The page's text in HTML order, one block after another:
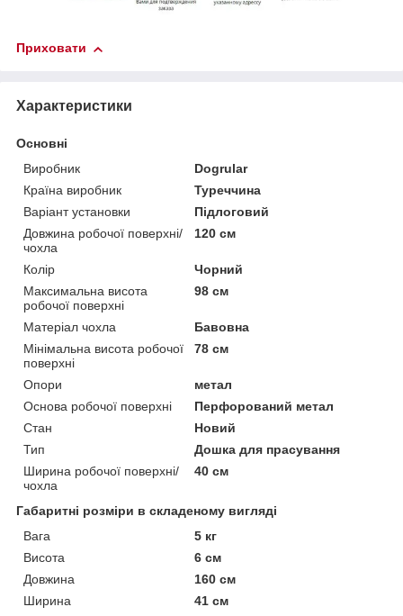
Приховати
Характеристики
Основні
Виробник
Dogrular
Країна виробник
Туреччина
Варіант установки
Підлоговий
Довжина робочої поверхні/
чохла
120 см
Колір
Чорний
Максимальна висота
робочої поверхні
98 см
Матеріал чохла
Бавовна
Мінімальна висота робочої
поверхні
78 см
Опори
метал
Основа робочої поверхні
Перфорований метал
Стан
Новий
Тип
Дошка для прасування
Ширина робочої поверхні/
чохла
40 см
Габаритні розміри в складеному вигляді
Вага
5 кг
Висота
6 см
Довжина
160 см
Ширина
41 см